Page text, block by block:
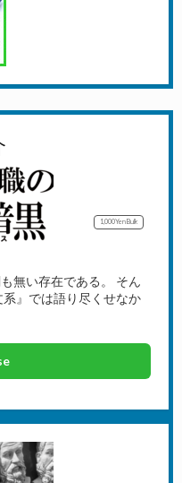
1,000YenBulk
無い存在である。 そん
』では語り尽くせなか